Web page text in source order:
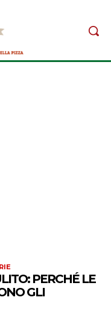
PERCHÉ LE
GLI